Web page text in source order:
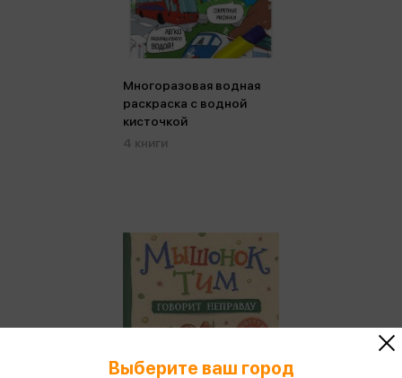
Многоразовая водная
раскраска с водной
кисточкой
4 книги
Выберите ваш город